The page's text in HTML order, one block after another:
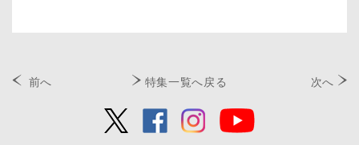
前へ 特集一覧へ戻る 次へ